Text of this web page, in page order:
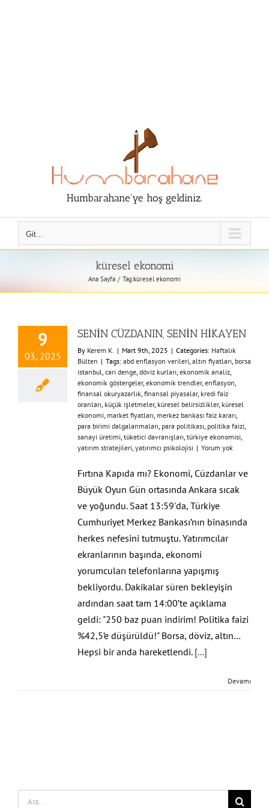
Humbarahane'ye hoş geldiniz.
Git...
küresel ekonomi
Ana Sayfa Tag:küresel ekonomi
9
03, 2025
SENİN CÜZDANIN, SENİN HİKAYEN
By Kerem K. | Mart 9th, 2025 | Categories: Haftalık
Bülten | Tags: abd enflasyon verileri, altın fiyatları, borsa
istanbul, cari denge, döviz kurları, ekonomik analiz,
ekonomik göstergeler, ekonomik trendler, enflasyon,
finansal okuryazarlık, finansal piyasalar, kredi faiz
oranları, küçük işletmeler, küresel belirsizlikler, küresel
ekonomi, market fiyatları, merkez bankası faiz kararı,
para birimi dalgalanmaları, para politikası, politika faizi,
sanayi üretimi, tüketici davranışları, türkiye ekonomisi,
yatırım stratejileri, yatırımcı psikolojisi | Yorum yok
Fırtına Kapıda mı? Ekonomi, Cüzdanlar ve
Büyük Oyun Gün ortasında Ankara sıcak
ve yoğundu. Saat 13:59'da, Türkiye
Cumhuriyet Merkez Bankası’nın binasında
herkes nefesini tutmuştu. Yatırımcılar
ekranlarının başında, ekonomi
yorumcuları telefonlarına yapışmış
bekliyordu. Dakikalar süren bekleyişin
ardından saat tam 14:00’te açıklama
geldi: "250 baz puan indirim! Politika faizi
%42,5’e düşürüldü!" Borsa, döviz, altın…
Hepsi bir anda hareketlendi. [...]
Devamı
Search